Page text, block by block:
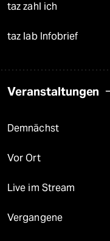
taz zahl ich
taz lab Infobrief
Veranstaltungen
Demnächst
Vor Ort
Live im Stream
Vergangene